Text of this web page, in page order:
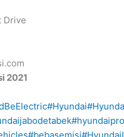
Drive
2021
#Hyundai